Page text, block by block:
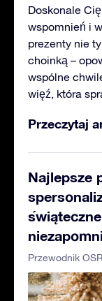
Doskonale
wspomnień i
prezenty nie
choinką –
wspólne
więź, która
Przeczytaj
Najlepsze
Przewodnik OSR